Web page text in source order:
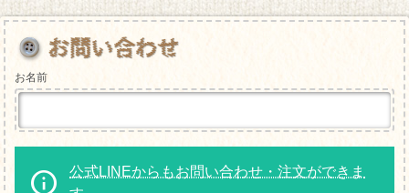
お名前
公式LINEからもお問い合わせ・注文ができま